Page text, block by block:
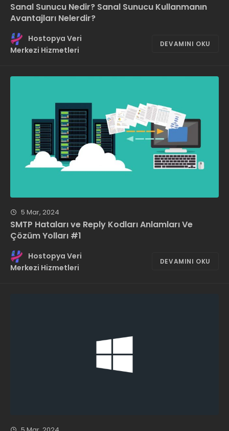
Sanal Sunucu Nedir? Sanal Sunucu Kullanmanın
Avantajları Nelerdir?
Hostopya Veri
Merkezi Hizmetleri
DEVAMINI OKU
5 Mar, 2024
SMTP Hataları ve Reply Kodları Anlamları Ve
Çözüm Yolları #1
Hostopya Veri
Merkezi Hizmetleri
DEVAMINI OKU